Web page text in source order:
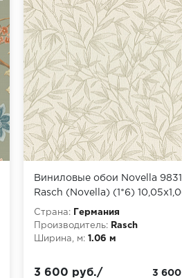
Виниловые обои Novella
Rasch (Novella) (1*6)
на флизелине
Страна:
Германия
Производитель:
Rasch
Ширина, м: 1.06 м
3 600 руб./
3 600